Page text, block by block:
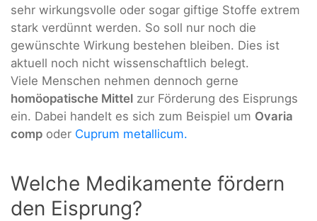
sehr wirkungsvolle oder sogar giftige Stoffe extrem
stark verdünnt werden. So soll nur noch die
gewünschte Wirkung bestehen bleiben. Dies ist
aktuell noch nicht wissenschaftlich belegt.
Viele Menschen nehmen dennoch gerne
homöopatische Mittel zur Förderung des Eisprungs
ein. Dabei handelt es sich zum Beispiel um Ovaria
comp oder Cuprum metallicum.
Welche Medikamente fördern
den Eisprung?